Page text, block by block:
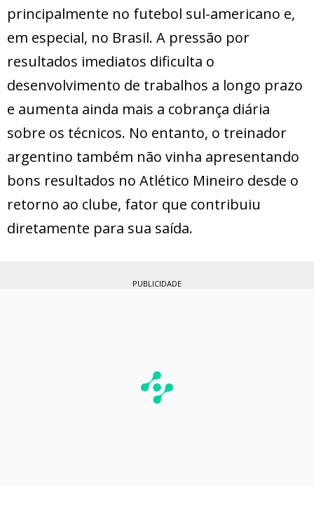
principalmente no futebol sul-americano e,
em especial, no Brasil. A pressão por
resultados imediatos dificulta o
desenvolvimento de trabalhos a longo prazo
e aumenta ainda mais a cobrança diária
sobre os técnicos. No entanto, o treinador
argentino também não vinha apresentando
bons resultados no Atlético Mineiro desde o
retorno ao clube, fator que contribuiu
diretamente para sua saída.
PUBLICIDADE